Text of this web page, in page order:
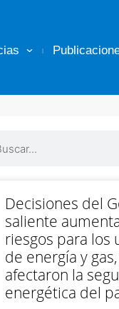
Decisiones del
saliente
riesgos para los
de energía y
afectaron la
energética del